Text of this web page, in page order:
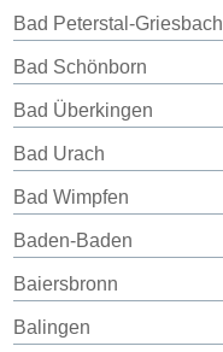
Bad Peterstal-Griesbach
Bad Schönborn
Bad Überkingen
Bad Urach
Bad Wimpfen
Baden-Baden
Baiersbronn
Balingen